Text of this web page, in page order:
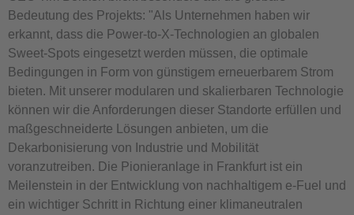
Bedeutung des Projekts: "Als Unternehmen haben wir
erkannt, dass die Power-to-X-Technologien an globalen
Sweet-Spots eingesetzt werden müssen, die optimale
Bedingungen in Form von günstigem erneuerbarem Strom
bieten. Mit unserer modularen und skalierbaren Technologie
können wir die Anforderungen dieser Standorte erfüllen und
maßgeschneiderte Lösungen anbieten, um die
Dekarbonisierung von Industrie und Mobilität
voranzutreiben. Die Pionieranlage in Frankfurt ist ein
Meilenstein in der Entwicklung von nachhaltigem e-Fuel und
ein wichtiger Schritt in Richtung einer klimaneutralen